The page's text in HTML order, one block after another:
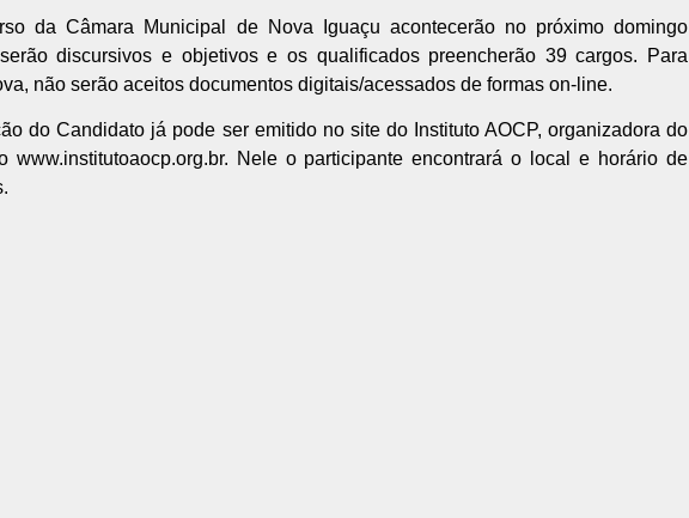
da Câmara Municipal de Nova Iguaçu acontecerão no próximo domingo
discursivos e objetivos e os qualificados preencherão 39 cargos. Para
não serão aceitos documentos digitais/acessados de formas on-line.
do Candidato já pode ser emitido no site do Instituto AOCP, organizadora do
www.institutoaocp.org.br. Nele o participante encontrará o local e horário de